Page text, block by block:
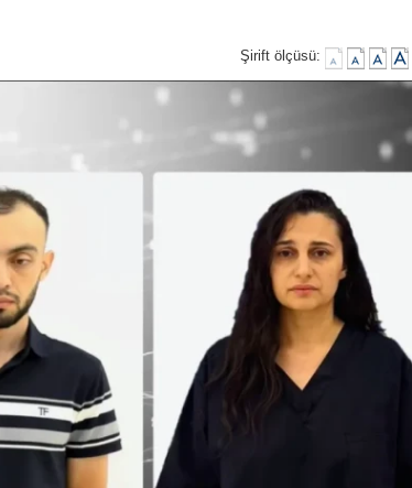
Şirift ölçüsü: